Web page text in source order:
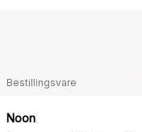
Bestillingsvare
Noon